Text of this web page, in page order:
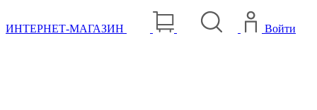
ИНТЕРНЕТ-МАГАЗИН Войти